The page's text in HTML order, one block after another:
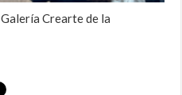
Crearte de la